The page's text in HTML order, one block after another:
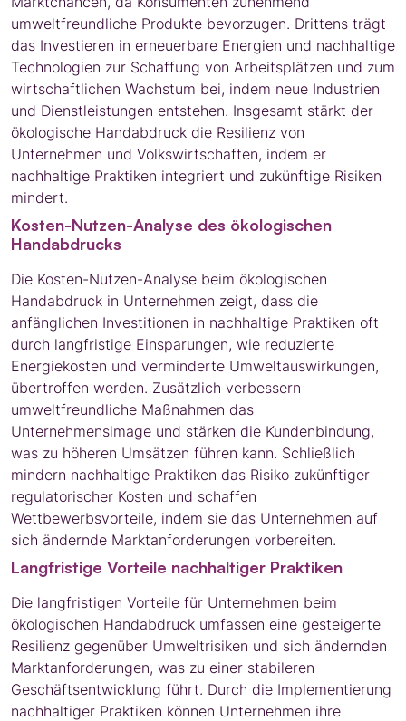
umweltfreundliche Produkte bevorzugen. Drittens trägt
das Investieren in erneuerbare Energien und nachhaltige
Technologien zur Schaffung von Arbeitsplätzen und zum
wirtschaftlichen Wachstum bei, indem neue Industrien
und Dienstleistungen entstehen. Insgesamt stärkt der
ökologische Handabdruck die Resilienz von
Unternehmen und Volkswirtschaften, indem er
nachhaltige Praktiken integriert und zukünftige Risiken
mindert.
Kosten-Nutzen-Analyse des ökologischen
Handabdrucks
Die Kosten-Nutzen-Analyse beim ökologischen
Handabdruck in Unternehmen zeigt, dass die
anfänglichen Investitionen in nachhaltige Praktiken oft
durch langfristige Einsparungen, wie reduzierte
Energiekosten und verminderte Umweltauswirkungen,
übertroffen werden. Zusätzlich verbessern
umweltfreundliche Maßnahmen das
Unternehmensimage und stärken die Kundenbindung,
was zu höheren Umsätzen führen kann. Schließlich
mindern nachhaltige Praktiken das Risiko zukünftiger
regulatorischer Kosten und schaffen
Wettbewerbsvorteile, indem sie das Unternehmen auf
sich ändernde Marktanforderungen vorbereiten.
Langfristige Vorteile nachhaltiger Praktiken
Die langfristigen Vorteile für Unternehmen beim
ökologischen Handabdruck umfassen eine gesteigerte
Resilienz gegenüber Umweltrisiken und sich ändernden
Marktanforderungen, was zu einer stabileren
Geschäftsentwicklung führt. Durch die Implementierung
nachhaltiger Praktiken können Unternehmen ihre